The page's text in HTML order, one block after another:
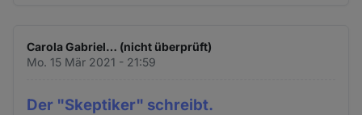
Carola Gabriel… (nicht überprüft)
Mo. 15 Mär 2021 - 21:59
Der "Skeptiker" schreibt.